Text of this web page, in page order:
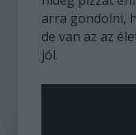
arra gondolni,
de van az az
jól.